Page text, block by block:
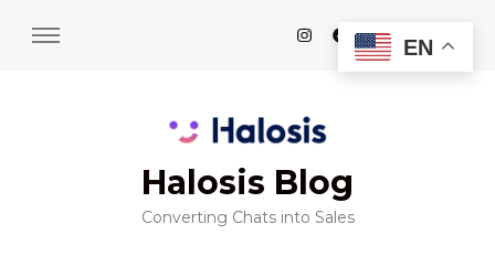
Halosis Blog
Converting Chats into Sales
EN